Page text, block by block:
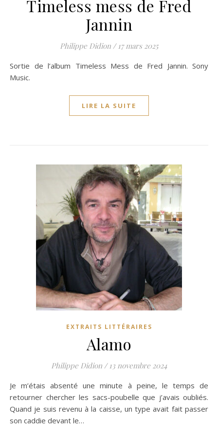
Timeless mess de Fred
Jannin
Philippe Didion / 17 mars 2025
Sortie de l’album Timeless Mess de Fred Jannin. Sony
Music.
LIRE LA SUITE
EXTRAITS LITTÉRAIRES
Alamo
Philippe Didion / 13 novembre 2024
Je m’étais absenté une minute à peine, le temps de
retourner chercher les sacs-poubelle que j’avais oubliés.
Quand je suis revenu à la caisse, un type avait fait passer
son caddie devant le…